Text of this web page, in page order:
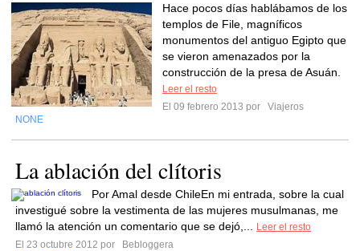
Hace pocos días hablábamos de los
templos de File, magníficos
monumentos del antiguo Egipto que
se vieron amenazados por la
construcción de la presa de Asuán.
Leer el resto
El 09 febrero 2013 por
Viajeros
NONE
La ablación del clítoris
Por Amal desde ChileEn mi entrada, sobre la cual
investigué sobre la vestimenta de las mujeres musulmanas, me
llamó la atención un comentario que se dejó,...
Leer el resto
El 23 octubre 2012 por
Bebloggera